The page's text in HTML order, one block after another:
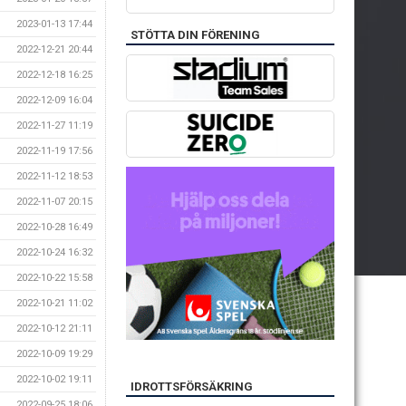
2023-01-13 17:44
2022-12-21 20:44
2022-12-18 16:25
2022-12-09 16:04
2022-11-27 11:19
2022-11-19 17:56
2022-11-12 18:53
2022-11-07 20:15
2022-10-28 16:49
2022-10-24 16:32
2022-10-22 15:58
2022-10-21 11:02
2022-10-12 21:11
2022-10-09 19:29
2022-10-02 19:11
STÖTTA DIN FÖRENING
IDROTTSFÖRSÄKRING